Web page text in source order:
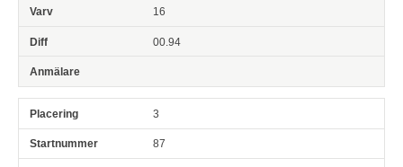
16
00.94
3
87